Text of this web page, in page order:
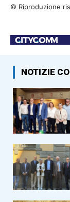
© Riproduzione
NOTIZIE